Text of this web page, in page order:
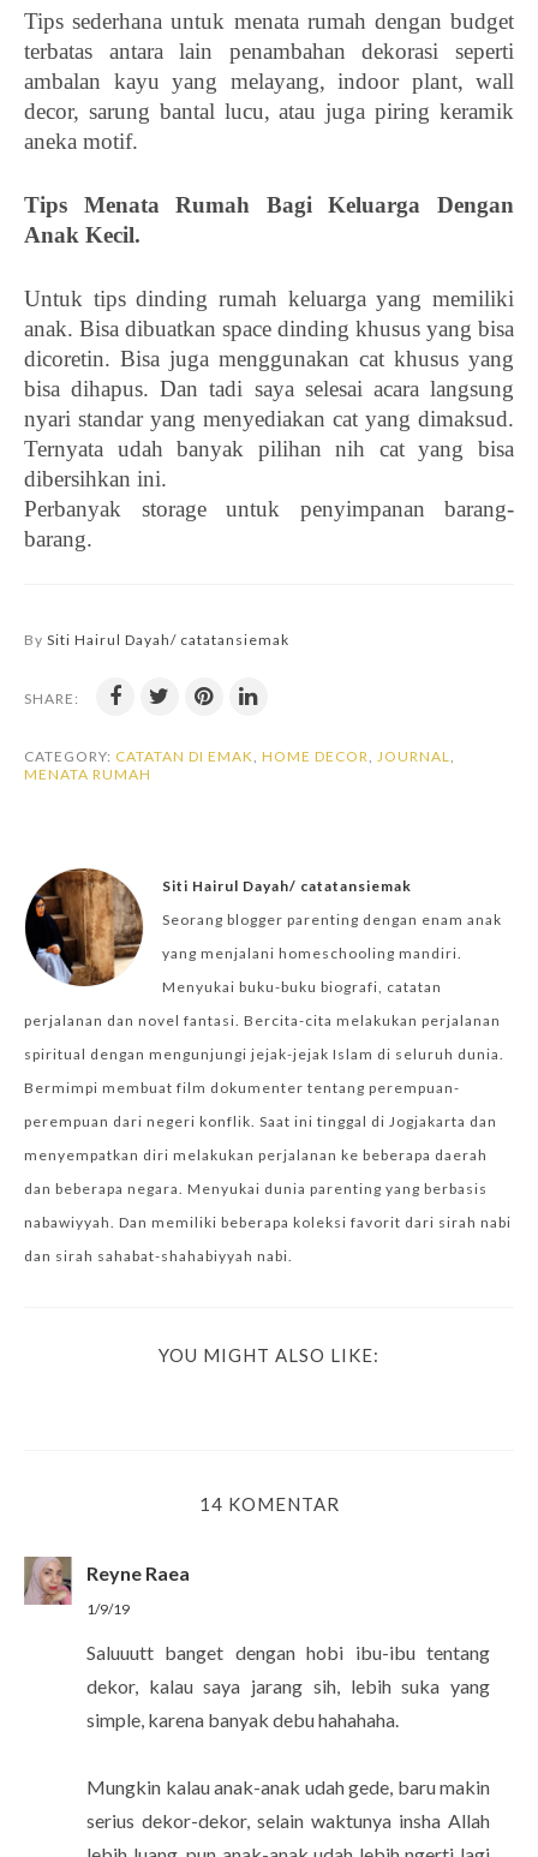
Tips sederhana untuk menata rumah dengan budget
terbatas antara lain penambahan dekorasi seperti
ambalan kayu yang melayang, indoor plant, wall
decor, sarung bantal lucu, atau juga piring keramik
aneka motif.
Tips Menata Rumah Bagi Keluarga Dengan
Anak Kecil.
Untuk tips dinding rumah keluarga yang memiliki
anak. Bisa dibuatkan space dinding khusus yang bisa
dicoretin. Bisa juga menggunakan cat khusus yang
bisa dihapus. Dan tadi saya selesai acara langsung
nyari standar yang menyediakan cat yang dimaksud.
Ternyata udah banyak pilihan nih cat yang bisa
dibersihkan ini.
Perbanyak storage untuk penyimpanan barang-
barang.
By Siti Hairul Dayah/ catatansiemak
SHARE:
CATEGORY: CATATAN DI EMAK, HOME DECOR, JOURNAL,
MENATA RUMAH
Siti Hairul Dayah/ catatansiemak
Seorang blogger parenting dengan enam anak
yang menjalani homeschooling mandiri.
Menyukai buku-buku biografi, catatan
perjalanan dan novel fantasi. Bercita-cita melakukan perjalanan
spiritual dengan mengunjungi jejak-jejak Islam di seluruh dunia.
Bermimpi membuat film dokumenter tentang perempuan-
perempuan dari negeri konflik. Saat ini tinggal di Jogjakarta dan
menyempatkan diri melakukan perjalanan ke beberapa daerah
dan beberapa negara. Menyukai dunia parenting yang berbasis
nabawiyyah. Dan memiliki beberapa koleksi favorit dari sirah nabi
dan sirah sahabat-shahabiyyah nabi.
YOU MIGHT ALSO LIKE:
14 KOMENTAR
Reyne Raea
1/9/19
Saluuutt banget dengan hobi ibu-ibu tentang
dekor, kalau saya jarang sih, lebih suka yang
simple, karena banyak debu hahahaha.
Mungkin kalau anak-anak udah gede, baru makin
serius dekor-dekor, selain waktunya insha Allah